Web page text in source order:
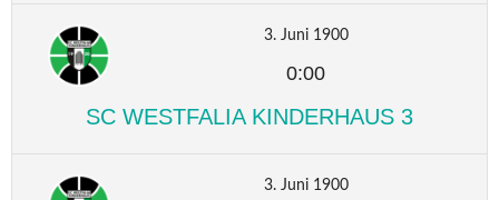
3. Juni 1900
0:00
SC WESTFALIA KINDERHAUS 3
3. Juni 1900